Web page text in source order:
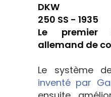
DKW
250 SS - 1935
Le premier
allemand de
Le système
inventé par